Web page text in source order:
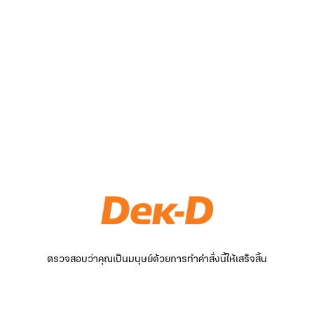
ตรวจสอบว่าคุณเป็นมนุษย์ด้วยการทำคำสั่งนี้ให้เสร็จสิ้น